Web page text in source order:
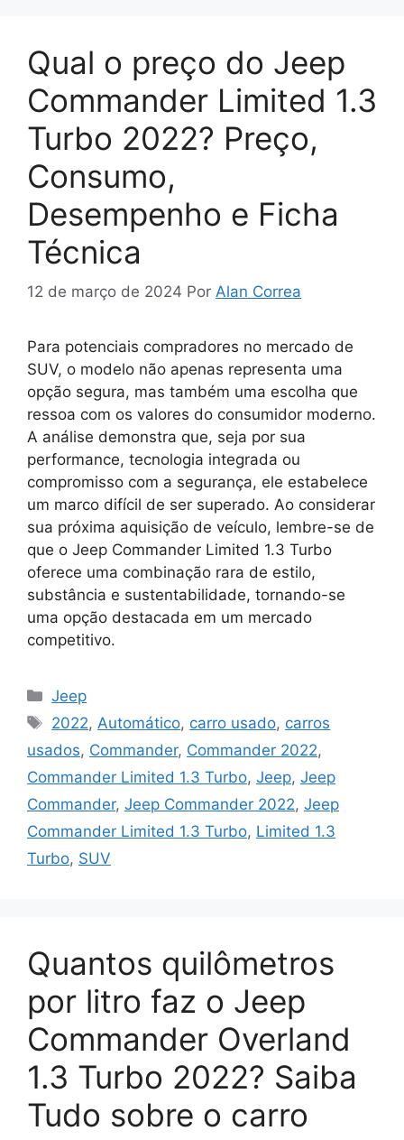
Qual o preço do Jeep
Commander Limited 1.3
Turbo 2022? Preço,
Consumo,
Desempenho e Ficha
Técnica
12 de março de 2024 Por Alan Correa
Para potenciais compradores no mercado de
SUV, o modelo não apenas representa uma
opção segura, mas também uma escolha que
ressoa com os valores do consumidor moderno.
A análise demonstra que, seja por sua
performance, tecnologia integrada ou
compromisso com a segurança, ele estabelece
um marco difícil de ser superado. Ao considerar
sua próxima aquisição de veículo, lembre-se de
que o Jeep Commander Limited 1.3 Turbo
oferece uma combinação rara de estilo,
substância e sustentabilidade, tornando-se
uma opção destacada em um mercado
competitivo.
Categorias
Jeep
Tags
2022,Automático, carro usado, carros
usados, Commander, Commander 2022,
Commander Limited 1.3 Turbo, Jeep, Jeep
Commander, Jeep Commander 2022, Jeep
Commander Limited 1.3 Turbo, Limited 1.3
Turbo, SUV
Quantos quilômetros
por litro faz o Jeep
Commander Overland
1.3 Turbo 2022? Saiba
Tudo sobre o carro